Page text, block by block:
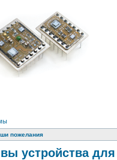
пожелания
устройства